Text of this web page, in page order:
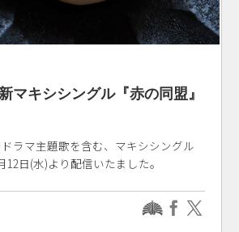
マキシシングル『赤の同盟』
ラマ主題歌を含む、マキシシングル
12日(水)より配信いたました。